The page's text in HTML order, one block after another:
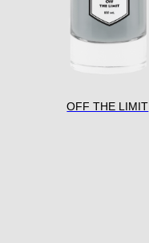
OFF THE LIMIT